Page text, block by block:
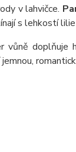
v lahvičce.
s lehkostí
vůně doplňuje